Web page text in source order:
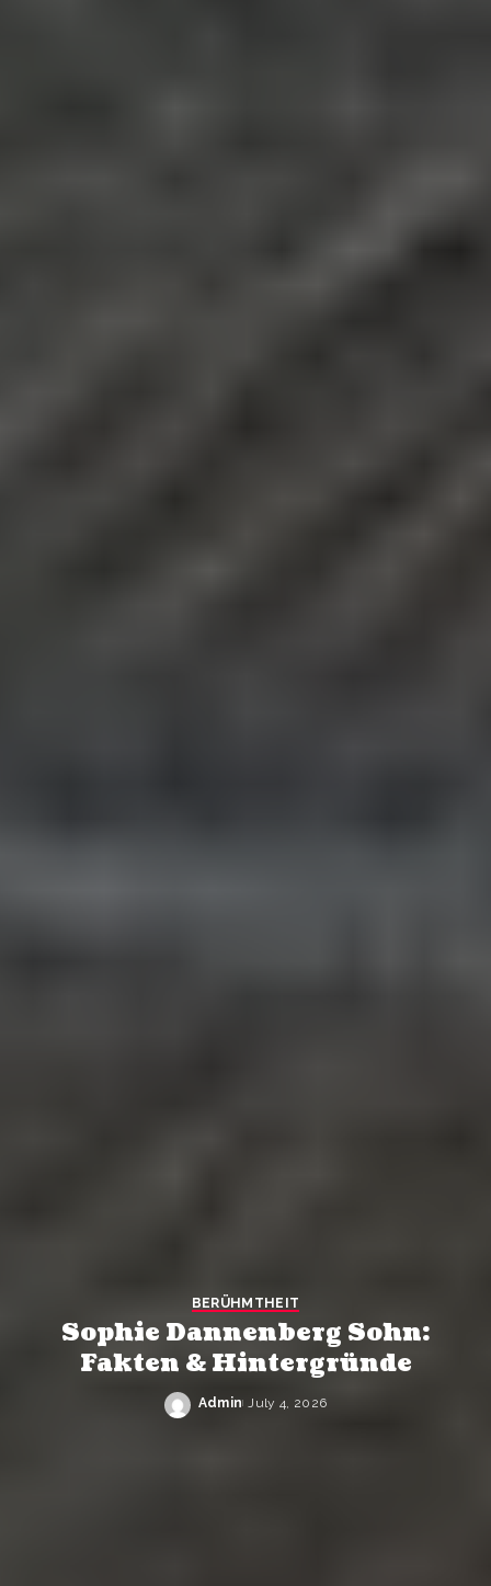
BERÜHMTHEIT
Sophie Dannenberg Sohn:
Fakten & Hintergründe
Posted
Admin July 4, 2026